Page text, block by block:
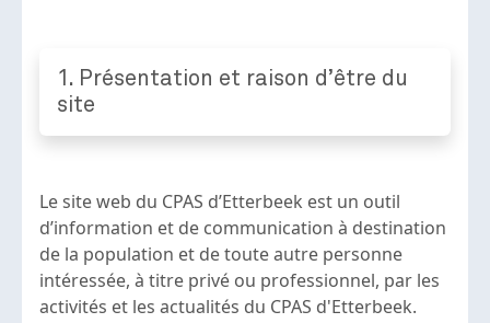
1. Présentation et raison d’être du
site
Le site web du CPAS d’Etterbeek est un outil
d’information et de communication à destination
de la population et de toute autre personne
intéressée, à titre privé ou professionnel, par les
activités et les actualités du CPAS d'Etterbeek.